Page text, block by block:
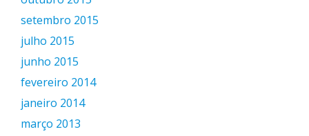
setembro 2015
julho 2015
junho 2015
fevereiro 2014
janeiro 2014
março 2013